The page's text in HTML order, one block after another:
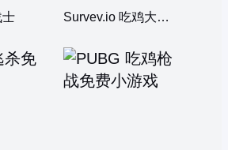
士 Survev.io 吃鸡大逃杀